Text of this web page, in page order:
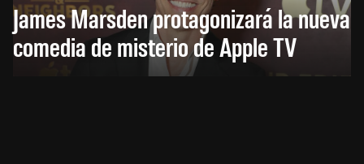
James Marsden protagonizará la nueva
comedia de misterio de Apple TV